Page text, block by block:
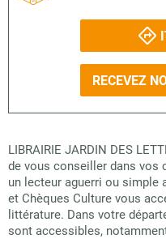
RECEVEZ
LIBRAIRIE JARDIN DES
de vous conseiller dans vos
un lecteur aguerri ou simple
et Chèques Culture vous
littérature. Dans votre
sont accessibles,